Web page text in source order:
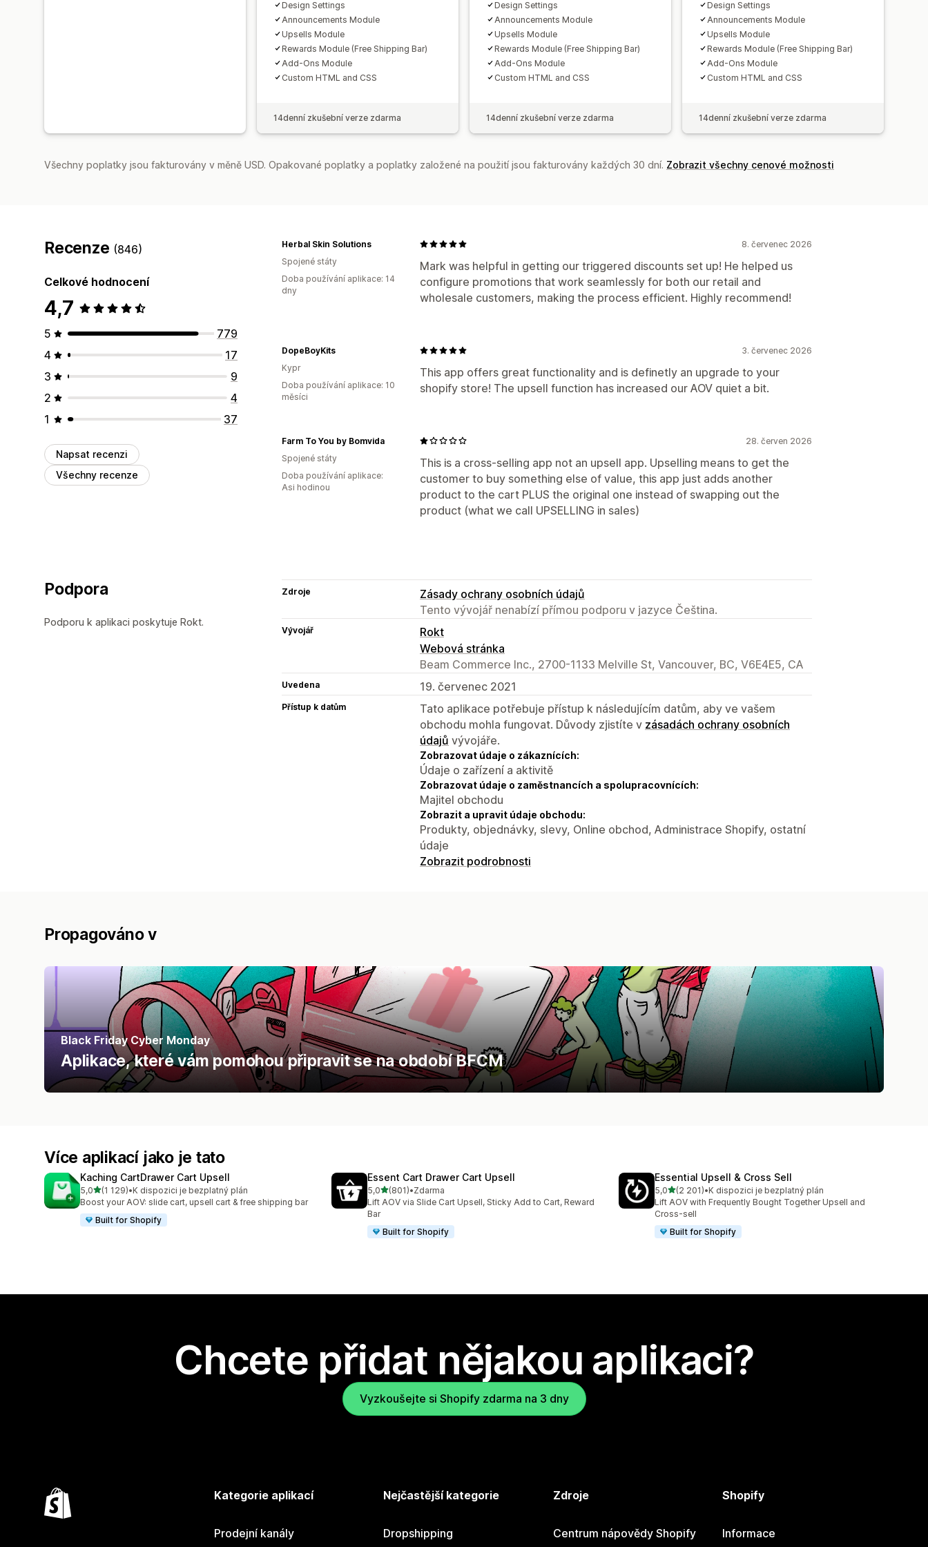
Design Settings
Announcements Module
Upsells Module
Rewards Module (Free Shipping Bar)
Add-Ons Module
Custom HTML and CSS
14denní zkušební verze zdarma
Design Settings
Announcements Module
Upsells Module
Rewards Module (Free Shipping Bar)
Add-Ons Module
Custom HTML and CSS
14denní zkušební verze zdarma
Design Settings
Announcements Module
Upsells Module
Rewards Module (Free Shipping Bar)
Add-Ons Module
Custom HTML and CSS
14denní zkušební verze zdarma
Všechny poplatky jsou fakturovány v měně USD. Opakované poplatky a poplatky založené na použití jsou fakturovány každých 30 dní. Zobrazit všechny cenové možnosti
Recenze (846)
Celkové hodnocení
4,7
5
779
4
17
3
9
2
4
1
37
Napsat recenzi
Všechny recenze
8. červenec 2026
Mark was helpful in getting our triggered discounts set up! He helped us
configure promotions that work seamlessly for both our retail and
wholesale customers, making the process efficient. Highly recommend!
Herbal Skin Solutions
Spojené státy
Doba používání aplikace: 14
dny
3. červenec 2026
This app offers great functionality and is definetly an upgrade to your
shopify store! The upsell function has increased our AOV quiet a bit.
DopeBoyKits
Kypr
Doba používání aplikace: 10
měsíci
28. červen 2026
This is a cross-selling app not an upsell app. Upselling means to get the
customer to buy something else of value, this app just adds another
product to the cart PLUS the original one instead of swapping out the
product (what we call UPSELLING in sales)
Farm To You by Bomvida
Spojené státy
Doba používání aplikace:
Asi hodinou
Podpora
Podporu k aplikaci poskytuje Rokt.
Zdroje
Zásady ochrany osobních údajů
Tento vývojář nenabízí přímou podporu v jazyce Čeština.
Vývojář
Rokt
Webová stránka
Beam Commerce Inc., 2700-1133 Melville St, Vancouver, BC, V6E4E5, CA
Uvedena 19. červenec 2021
Přístup k datům
Tato aplikace potřebuje přístup k následujícím datům, aby ve vašem
obchodu mohla fungovat. Důvody zjistíte v zásadách ochrany osobních
údajů vývojáře.
Zobrazovat údaje o zákaznících:
Údaje o zařízení a aktivitě
Zobrazovat údaje o zaměstnancích a spolupracovnících:
Majitel obchodu
Zobrazit a upravit údaje obchodu:
Produkty, objednávky, slevy, Online obchod, Administrace Shopify, ostatní
údaje
Zobrazit podrobnosti
Propagováno v
Black Friday Cyber Monday
Aplikace, které vám pomohou připravit se na období BFCM
Více aplikací jako je tato
Kaching CartDrawer Cart Upsell
5,0z 5 hvězd
(1 129)
Celkový počet recenzí: 1129
•K dispozici je bezplatný plán
Boost your AOV: slide cart, upsell cart & free shipping bar
Built for Shopify
Essent Cart Drawer Cart Upsell
5,0z 5 hvězd
(801)
Celkový počet recenzí: 801
•Zdarma
Lift AOV via Slide Cart Upsell, Sticky Add to Cart, Reward
Bar
Built for Shopify
Essential Upsell & Cross Sell
5,0z 5 hvězd
(2 201)
Celkový počet recenzí: 2201
•K dispozici je bezplatný plán
Lift AOV with Frequently Bought Together Upsell and
Cross-sell
Built for Shopify
Chcete přidat nějakou aplikaci?
Vyzkoušejte si Shopify zdarma na 3 dny
Kategorie aplikací
Prodejní kanály
Nejčastější kategorie
Dropshipping
Zdroje
Centrum nápovědy Shopify
Shopify
Informace